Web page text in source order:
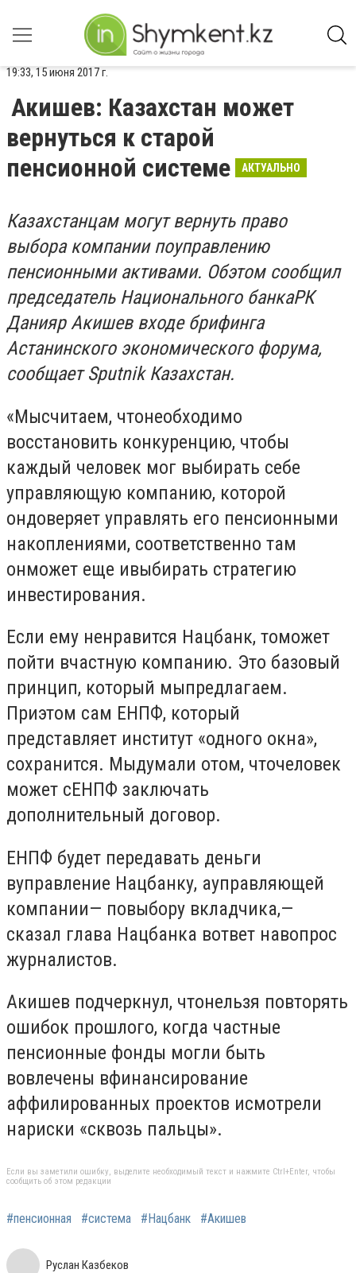
19:33, 15 июня 2017 г.
Акишев: Казахстан может
вернуться к старой
пенсионной системе
АКТУАЛЬНО
Казахстанцам могут вернуть право
выбора компании поуправлению
пенсионными активами. Обэтом сообщил
председатель Национального банкаРК
Данияр Акишев входе брифинга
Астанинского экономического форума,
сообщает Sputnik Казахстан.
«Мысчитаем, чтонеобходимо
восстановить конкуренцию, чтобы
каждый человек мог выбирать себе
управляющую компанию, которой
ондоверяет управлять его пенсионными
накоплениями, соответственно там
онможет еще ивыбирать стратегию
инвестирования.
Если ему ненравится Нацбанк, томожет
пойти вчастную компанию. Это базовый
принцип, который мыпредлагаем.
Приэтом сам ЕНПФ, который
представляет институт «одного окна»,
сохранится. Мыдумали отом, чточеловек
может сЕНПФ заключать
дополнительный договор.
ЕНПФ будет передавать деньги
вуправление Нацбанку, ауправляющей
компании— повыбору вкладчика,—
сказал глава Нацбанка вответ навопрос
журналистов.
Акишев подчеркнул, чтонельзя повторять
ошибок прошлого, когда частные
пенсионные фонды могли быть
вовлечены вфинансирование
аффилированных проектов исмотрели
нариски «сквозь пальцы».
Если вы заметили ошибку, выделите необходимый текст и нажмите Ctrl+Enter, чтобы
сообщить об этом редакции
#пенсионная #система #Нацбанк #Акишев
Руслан Казбеков